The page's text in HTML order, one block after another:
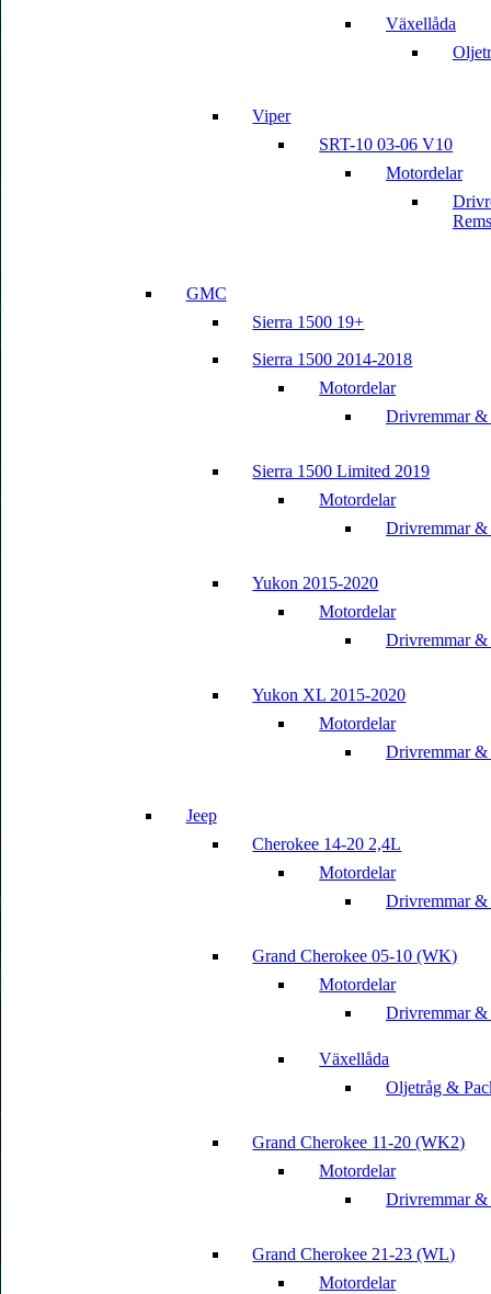
Växellåda
Viper
SRT-10 03-06 V10
Motordelar
GMC
Sierra 1500 19+
Sierra 1500 2014-2018
Motordelar
Drivremmar &
Sierra 1500 Limited 2019
Motordelar
Drivremmar &
Yukon 2015-2020
Motordelar
Drivremmar &
Yukon XL 2015-2020
Motordelar
Drivremmar &
Jeep
Cherokee 14-20 2,4L
Motordelar
Drivremmar &
Grand Cherokee 05-10 (WK)
Motordelar
Drivremmar &
Växellåda
Oljetråg &
Grand Cherokee 11-20 (WK2)
Motordelar
Drivremmar &
Grand Cherokee 21-23 (WL)
Motordelar